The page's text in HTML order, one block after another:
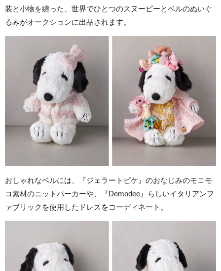
装と小物を纏った、世界でひとつのスヌーピーとベルのぬいぐ
るみがオークションに出品されます。
おしゃれなベルには、『ジェラートピケ』のおなじみのモコモ
コ素材のニットパーカーや、『Demodee』らしいイタリアンフ
ァブリックを使用したドレスをコーディネート。